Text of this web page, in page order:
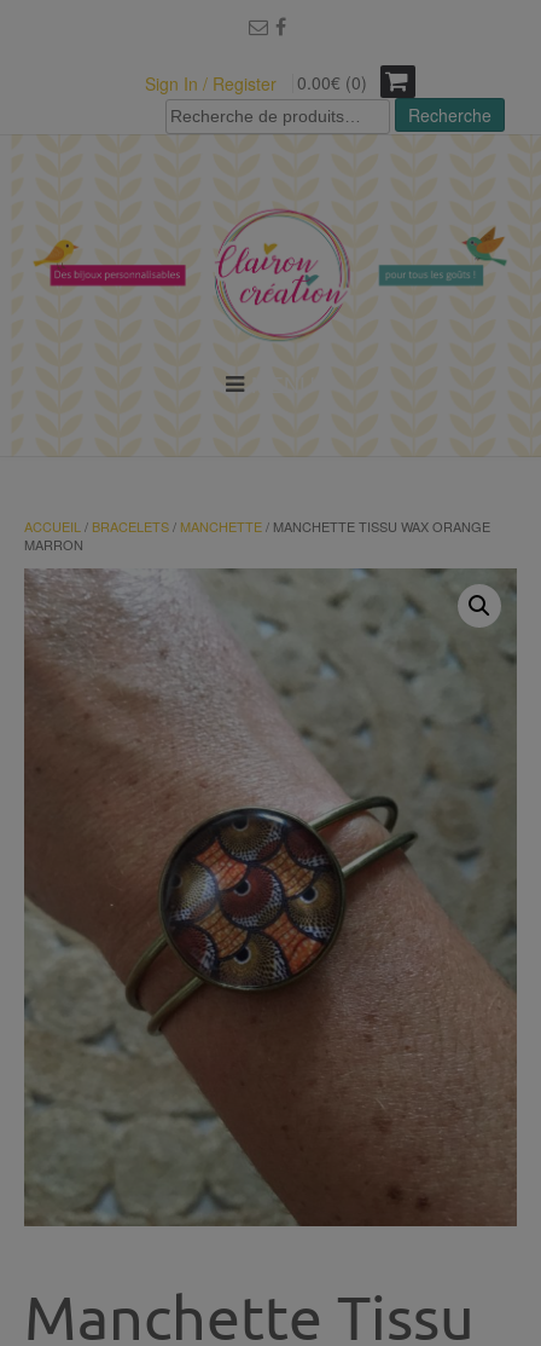
Sign In / Register
0.00€ (0)
Recherche
pour :
Recherche
ACCUEIL / BRACELETS/ MANCHETTE/ MANCHETTE TISSU WAX ORANGE
MARRON
Manchette Tissu